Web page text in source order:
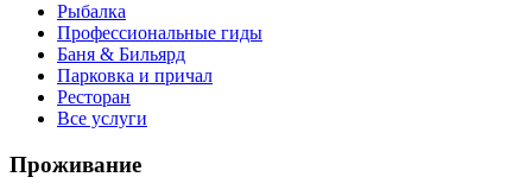
Рыбалка
Профессиональные гиды
Баня & Бильярд
Парковка и причал
Ресторан
Все услуги
Проживание